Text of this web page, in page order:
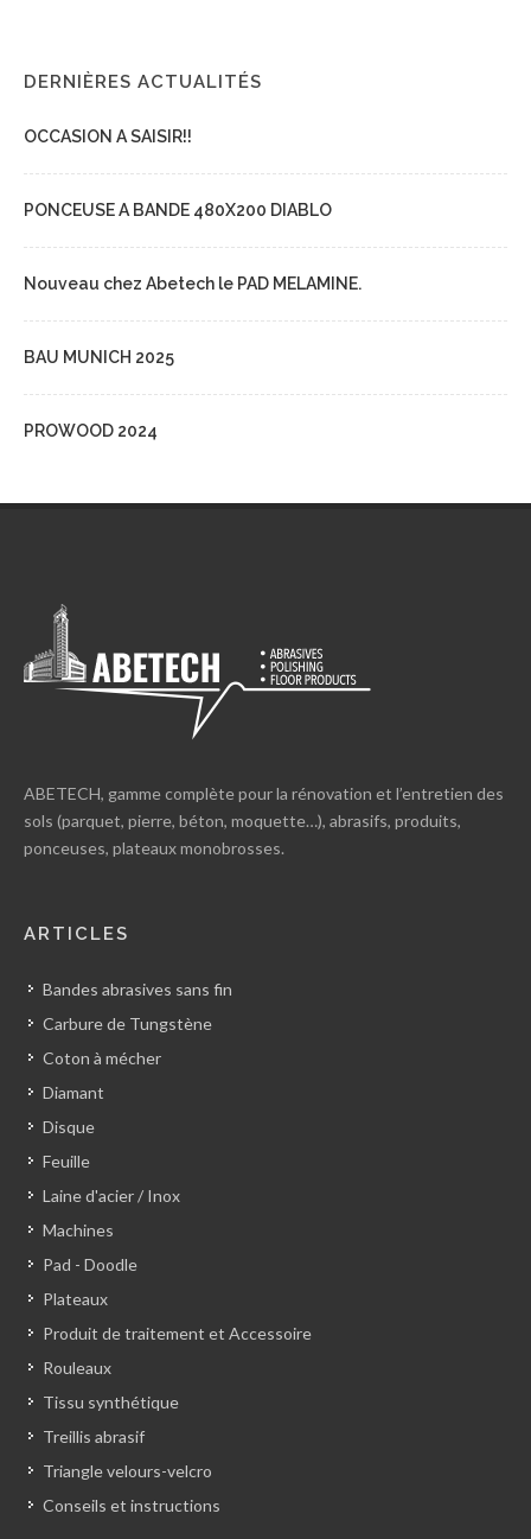
DERNIÈRES ACTUALITÉS
OCCASION A SAISIR!!
PONCEUSE A BANDE 480X200 DIABLO
Nouveau chez Abetech le PAD MELAMINE.
BAU MUNICH 2025
PROWOOD 2024
ABETECH, gamme complète pour la rénovation et l’entretien des
sols (parquet, pierre, béton, moquette…), abrasifs, produits,
ponceuses, plateaux monobrosses.
ARTICLES
Bandes abrasives sans fin
Carbure de Tungstène
Coton à mécher
Diamant
Disque
Feuille
Laine d'acier / Inox
Machines
Pad - Doodle
Plateaux
Produit de traitement et Accessoire
Rouleaux
Tissu synthétique
Treillis abrasif
Triangle velours-velcro
Conseils et instructions